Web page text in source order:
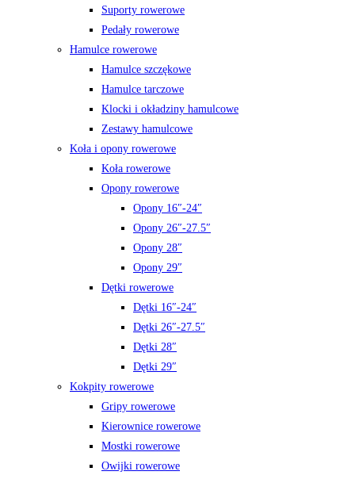
Suporty rowerowe
Pedały rowerowe
Hamulce rowerowe
Hamulce szczękowe
Hamulce tarczowe
Klocki i okładziny hamulcowe
Zestawy hamulcowe
Koła i opony rowerowe
Koła rowerowe
Opony rowerowe
Opony 16″-24″
Opony 26″-27.5″
Opony 28″
Opony 29″
Dętki rowerowe
Dętki 16″-24″
Dętki 26″-27.5″
Dętki 28″
Dętki 29″
Kokpity rowerowe
Gripy rowerowe
Kierownice rowerowe
Mostki rowerowe
Owijki rowerowe